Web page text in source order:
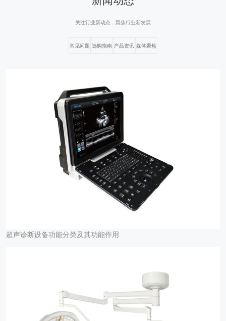
关注行业新动态，聚焦行业新发展
常见问题 选购指南 产品资讯 媒体聚焦
超声诊断设备功能分类及其功能作用